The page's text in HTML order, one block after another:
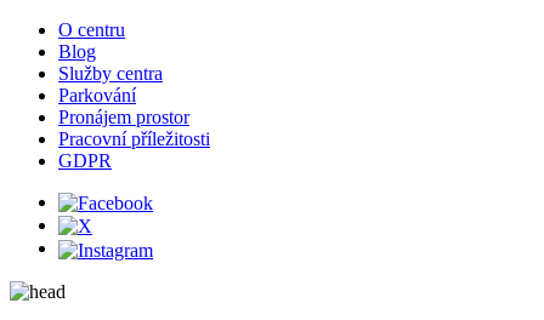
O centru
Blog
Služby centra
Parkování
Pronájem prostor
Pracovní příležitosti
GDPR